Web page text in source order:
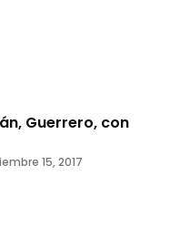
Guerrero, con
15, 2017